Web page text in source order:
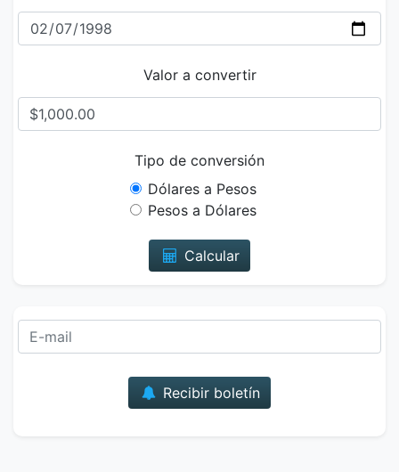
Valor a convertir
Tipo de conversión
Dólares a Pesos
Pesos a Dólares
Calcular
Recibir boletín